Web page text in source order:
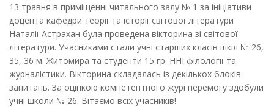
13 травня в приміщенні читального залу № 1 за ініціативи
доцента кафедри теорії та історії світової літератури
Наталії Астрахан була проведена вікторина зі світової
літератури. Учасниками стали учні старших класів шкіл № 26,
35, 36 м. Житомира та студенти 15 гр. ННІ філології та
журналістики. Вікторина складалась із декількох блоків
запитань. За оцінкою компетентного журі перемогу здобули
учні школи № 26. Вітаємо всіх учасників!